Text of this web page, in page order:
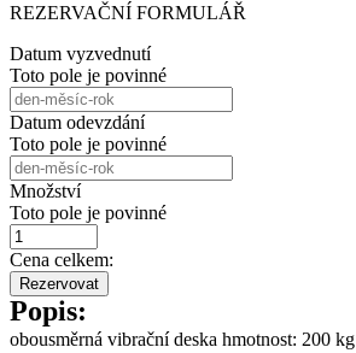
REZERVAČNÍ FORMULÁŘ
Datum vyzvednutí
Toto pole je povinné
Datum odevzdání
Toto pole je povinné
Množství
Toto pole je povinné
Cena celkem:
Rezervovat
Popis:
obousměrná vibrační deska hmotnost: 200 kg